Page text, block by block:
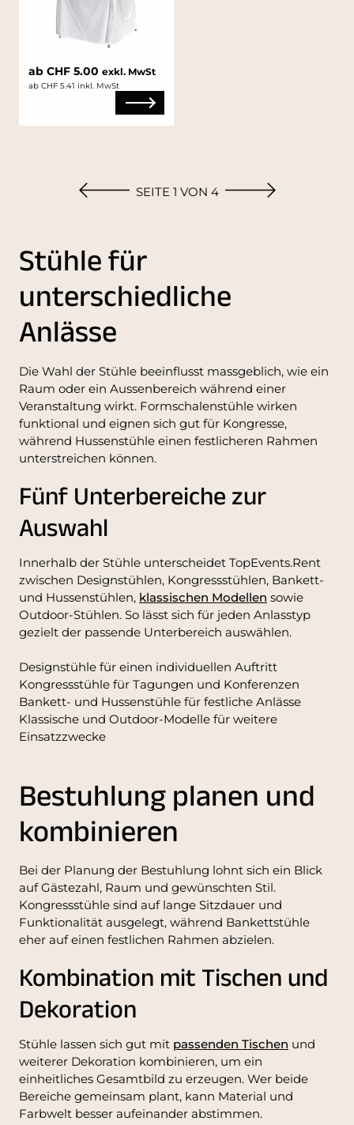
ab CHF 5.00 exkl. MwSt
ab CHF 5.41 inkl. MwSt
SEITE 1 VON 4
Stühle für
unterschiedliche
Anlässe
Die Wahl der Stühle beeinflusst massgeblich, wie ein
Raum oder ein Aussenbereich während einer
Veranstaltung wirkt. Formschalenstühle wirken
funktional und eignen sich gut für Kongresse,
während Hussenstühle einen festlicheren Rahmen
unterstreichen können.
Fünf Unterbereiche zur
Auswahl
Innerhalb der Stühle unterscheidet TopEvents.Rent
zwischen Designstühlen, Kongressstühlen, Bankett-
und Hussenstühlen, klassischen Modellen sowie
Outdoor-Stühlen. So lässt sich für jeden Anlasstyp
gezielt der passende Unterbereich auswählen.
Designstühle für einen individuellen Auftritt
Kongressstühle für Tagungen und Konferenzen
Bankett- und Hussenstühle für festliche Anlässe
Klassische und Outdoor-Modelle für weitere
Einsatzzwecke
Bestuhlung planen und
kombinieren
Bei der Planung der Bestuhlung lohnt sich ein Blick
auf Gästezahl, Raum und gewünschten Stil.
Kongressstühle sind auf lange Sitzdauer und
Funktionalität ausgelegt, während Bankettstühle
eher auf einen festlichen Rahmen abzielen.
Kombination mit Tischen und
Dekoration
Stühle lassen sich gut mit passenden Tischen und
weiterer Dekoration kombinieren, um ein
einheitliches Gesamtbild zu erzeugen. Wer beide
Bereiche gemeinsam plant, kann Material und
Farbwelt besser aufeinander abstimmen.